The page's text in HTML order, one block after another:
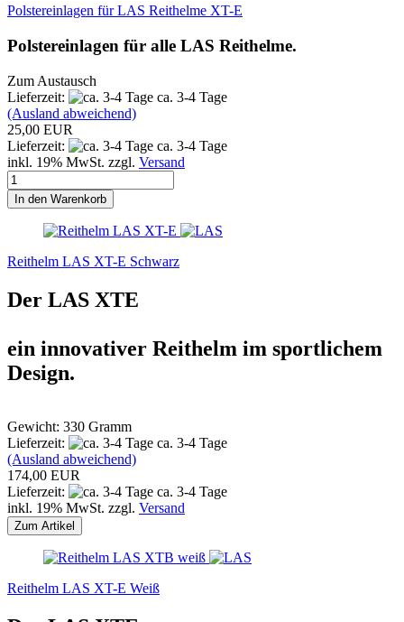
Polstereinlagen für LAS Reithelme XT-E
Polstereinlagen für alle LAS Reithelme.
Zum Austausch
Lieferzeit:
ca. 3-4 Tage
(Ausland abweichend)
25,00 EUR
Lieferzeit:
ca. 3-4 Tage
inkl. 19% MwSt. zzgl. Versand
In den Warenkorb
Reithelm LAS XT-E Schwarz
Der LAS XTE
ein innovativer Reithelm im sportlichem
Design.
Gewicht: 330 Gramm
Lieferzeit:
ca. 3-4 Tage
(Ausland abweichend)
174,00 EUR
Lieferzeit:
ca. 3-4 Tage
inkl. 19% MwSt. zzgl. Versand
Zum Artikel
Reithelm LAS XT-E Weiß